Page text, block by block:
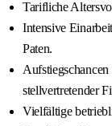
Tarifliche
Intensive
Paten.
stellvertretender
Vielfältige